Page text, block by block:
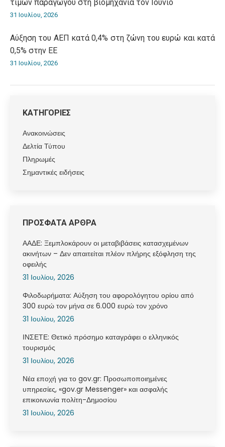
τιμών παραγωγού στη βιομηχανία τον Ιούνιο
31 Ιουλίου, 2026
Αύξηση του ΑΕΠ κατά 0,4% στη ζώνη του ευρώ και κατά
0,5% στην ΕΕ
31 Ιουλίου, 2026
ΚΑΤΗΓΟΡΙΕΣ
Ανακοινώσεις
Δελτία Τύπου
Πληρωμές
Σημαντικές ειδήσεις
ΠΡΟΣΦΑΤΑ ΑΡΘΡΑ
ΑΑΔΕ: Ξεμπλοκάρουν οι μεταβιβάσεις κατασχεμένων
ακινήτων – Δεν απαιτείται πλέον πλήρης εξόφληση της
οφειλής
31 Ιουλίου, 2026
Φιλοδωρήματα: Αύξηση του αφορολόγητου ορίου από
300 ευρώ τον μήνα σε 6.000 ευρώ τον χρόνο
31 Ιουλίου, 2026
ΙΝΣΕΤΕ: Θετικό πρόσημο καταγράφει ο ελληνικός
τουρισμός
31 Ιουλίου, 2026
Νέα εποχή για το gov.gr: Προσωποποιημένες
υπηρεσίες, «gov.gr Messenger» και ασφαλής
επικοινωνία πολίτη-Δημοσίου
31 Ιουλίου, 2026